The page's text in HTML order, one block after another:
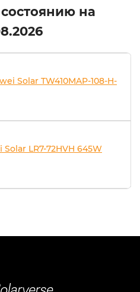
на
Solar TW410MAP-108-H-
LR7-72HVH 645W